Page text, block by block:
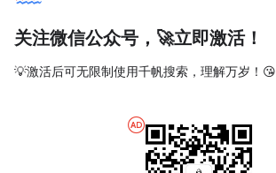
关注微信公众号，🚀立即激活！
💡激活后可无限制使用千帆搜索，理解万岁！😘